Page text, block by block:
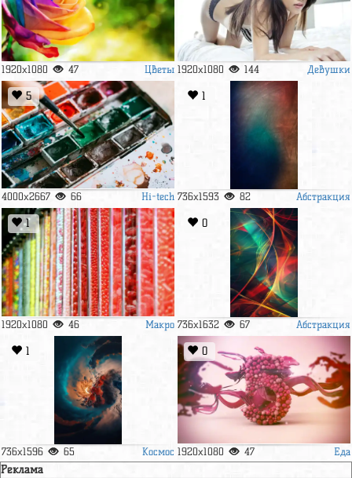
1920x1080 47 Цветы 1920x1080 144 Девушки
5
4000x2667 66 Hi-tech
1
736x1593 82 Абстракция
1
1920x1080 46 Макро
0
736x1632 67 Абстракция
1
736x1596 65 Космос
0
1920x1080 47 Еда
Реклама